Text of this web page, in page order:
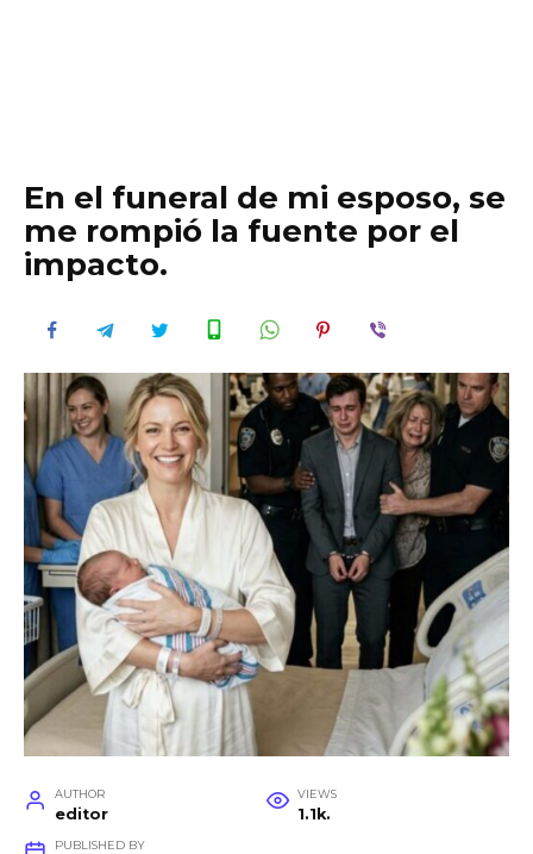
En el funeral de mi esposo, se
me rompió la fuente por el
impacto.
AUTHOR
editor
VIEWS
1.1k.
PUBLISHED BY